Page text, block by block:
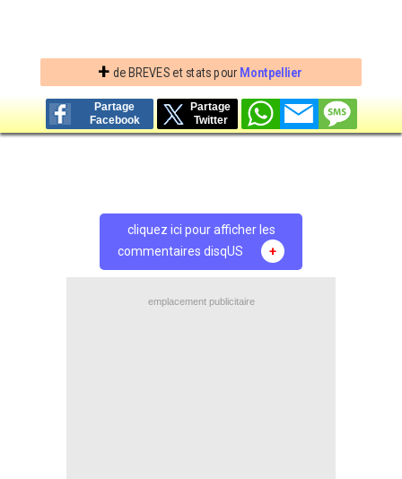
+ de BREVES et stats pour Montpellier
Partage
Facebook
Partage
Twitter
cliquez ici pour afficher les
commentaires disqUS
+
emplacement publicitaire